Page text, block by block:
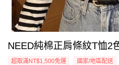
NEED純棉正肩條紋T恤2
超取滿NT$1,500免運 國家/地區配送